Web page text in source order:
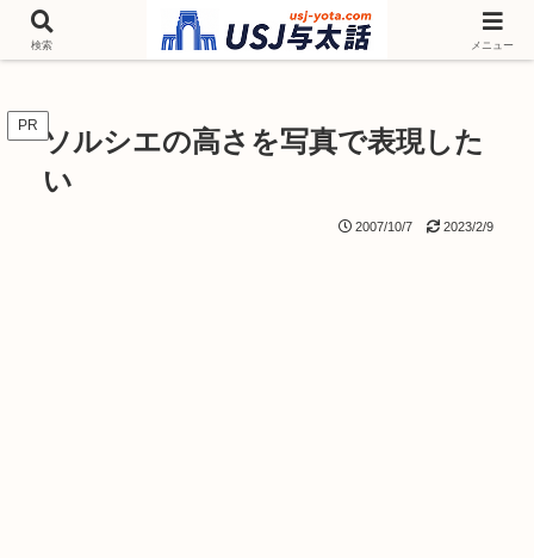
チケットやシーズンイベント ニンテンドーワールド アトラクションなどユニ
バを歩いて情報収集しています
PR ソルシエの高さを写真で表現した
い
2007/10/7 2023/2/9
検索 メニュー